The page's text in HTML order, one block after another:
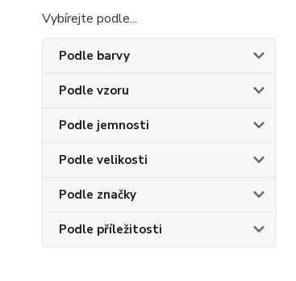
Vybírejte podle...
Podle barvy
Podle vzoru
Podle jemnosti
Podle velikosti
Podle značky
Podle příležitosti